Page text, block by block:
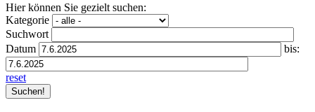
Hier können Sie gezielt suchen:
Kategorie
Suchwort
Datum
bis:
reset